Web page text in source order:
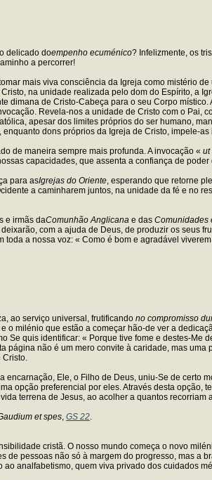
delicado doempenho ecuménico? Infelizmente, os
a percorrer!
mais viva consciência da Igreja como mistério
na unidade realizada pelo dom do Espírito, a
de Cristo-Cabeça para o seu Corpo
Revela-nos a unidade de Cristo com o Pai,
apesar dos limites próprios do ser humano,
dons próprios da Igreja de Cristo, impele-
de maneira sempre mais profunda. A invocação « ut
capacidades, que assenta a confiança de
para asIgrejas do Oriente, esperando que retorne
a caminharem juntos, na unidade da fé e no
e irmãs daComunhão Anglicana e das Comunidades
com a ajuda de Deus, de produzir os seus
a nossa voz: « Como é bom e agradável
ao serviço universal, frutificando no compromisso
o milénio que estão a começar hão-de ver a
quis identificar: « Porque tive fome e destes-
página não é um mero convite à caridade, mas
Cristo.
Ele, o Filho de Deus, uniu-Se de
opção preferencial por eles. Através desta
terrena de Jesus, ao acolher a quantos
et spes, GS 22.
cristã. O nosso mundo começa o novo
pessoas não só à margem do progresso, mas
analfabetismo, quem viva privado dos cuidados